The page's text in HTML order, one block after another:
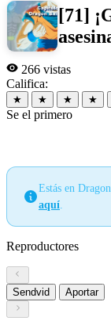
[71]
266 vistas
Califica:
★ ★ ★ ★
Se el primero
Estás en
aquí
Reproductores
Sendvid Aportar